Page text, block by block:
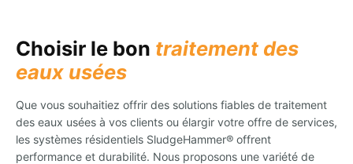
Choisir le bon traitement des
eaux usées
Que vous souhaitiez offrir des solutions fiables de traitement
des eaux usées à vos clients ou élargir votre offre de services,
les systèmes résidentiels SludgeHammer® offrent
performance et durabilité. Nous proposons une variété de